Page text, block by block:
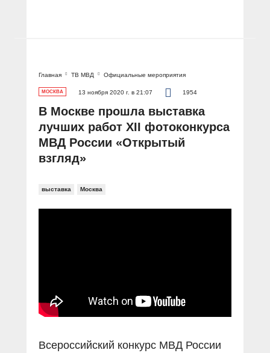
Главная ТВ МВД Официальные мероприятия
МОСКВА 13 ноября 2020 г. в 21:07 1954
В Москве прошла выставка
лучших работ XII фотоконкурса
МВД России «Открытый
взгляд»
выставка Москва
Всероссийский конкурс МВД России